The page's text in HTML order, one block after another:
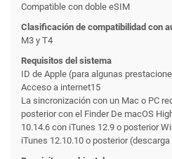
Compatible con doble eSIM
Clasificación de compati­bilidad con
M3 y T4
Requisitos del sistema
ID de Apple (para algunas
Acceso a internet15
La sincronización con un Mac o PC
posterior con el Finder De macOS
10.14.6 con iTunes 12.9 o posterior
iTunes 12.10.10 o posterior